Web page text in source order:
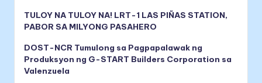
TULOY NA TULOY NA! LRT-1 LAS PIÑAS STATION,
PABOR SA MILYONG PASAHERO
DOST-NCR Tumulong sa Pagpapalawak ng
Produksyon ng G-START Builders Corporation sa
Valenzuela